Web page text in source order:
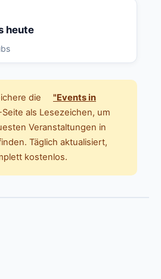
heute
die
"Events in
Seite als Lesezeichen, um
Veranstaltungen in
Täglich aktualisiert,
kostenlos.